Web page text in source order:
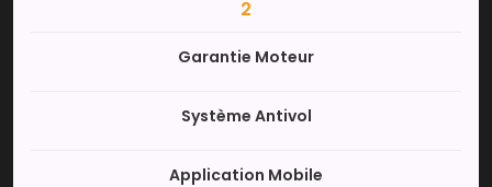
2
Garantie Moteur
Système Antivol
Application Mobile